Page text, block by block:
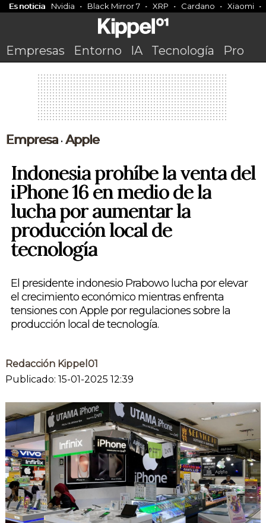
Es noticia Nvidia Black Mirror 7 XRP Cardano Xiaomi
Empresas Entorno IA Tecnología Pro
Empresa• Apple
Indonesia prohíbe la venta del
iPhone 16 en medio de la
lucha por aumentar la
producción local de
tecnología
El presidente indonesio Prabowo lucha por elevar
el crecimiento económico mientras enfrenta
tensiones con Apple por regulaciones sobre la
producción local de tecnología.
Redacción Kippel01
Publicado: 15-01-2025 12:39